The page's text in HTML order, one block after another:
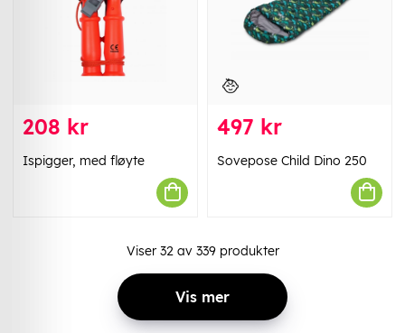
208 kr
Ispigger, med fløyte
497 kr
Sovepose Child Dino 250
Viser 32av 339produkter
Vis mer